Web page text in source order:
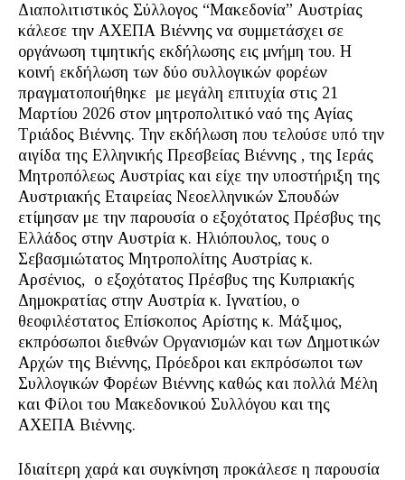
Διαπολιτιστικός Σύλλογος “Μακεδονία” Αυστρίας
κάλεσε την ΑΧΕΠΑ Βιέννης να συμμετάσχει σε
οργάνωση τιμητικής εκδήλωσης εις μνήμη του. Η
κοινή εκδήλωση των δύο συλλογικών φορέων
πραγματοποιήθηκε με μεγάλη επιτυχία στις 21
Μαρτίου 2026 στον μητροπολιτικό ναό της Αγίας
Τριάδος Βιέννης. Την εκδήλωση που τελούσε υπό την
αιγίδα της Ελληνικής Πρεσβείας Βιέννης , της Ιεράς
Μητροπόλεως Αυστρίας και είχε την υποστήριξη της
Αυστριακής Εταιρείας Νεοελληνικών Σπουδών
ετίμησαν με την παρουσία ο εξοχότατος Πρέσβυς της
Ελλάδος στην Αυστρία κ. Ηλιόπουλος, τους ο
Σεβασμιώτατος Μητροπολίτης Αυστρίας κ.
Αρσένιος, ο εξοχότατος Πρέσβυς της Κυπριακής
Δημοκρατίας στην Αυστρία κ. Ιγνατίου, ο
θεοφιλέστατος Επίσκοπος Αρίστης κ. Μάξιμος,
εκπρόσωποι διεθνών Οργανισμών και των Δημοτικών
Αρχών της Βιέννης, Πρόεδροι και εκπρόσωποι των
Συλλογικών Φορέων Βιέννης καθώς και πολλά Μέλη
και Φίλοι του Μακεδονικού Συλλόγου και της
ΑΧΕΠΑ Βιέννης.
Ιδιαίτερη χαρά και συγκίνηση προκάλεσε η παρουσία